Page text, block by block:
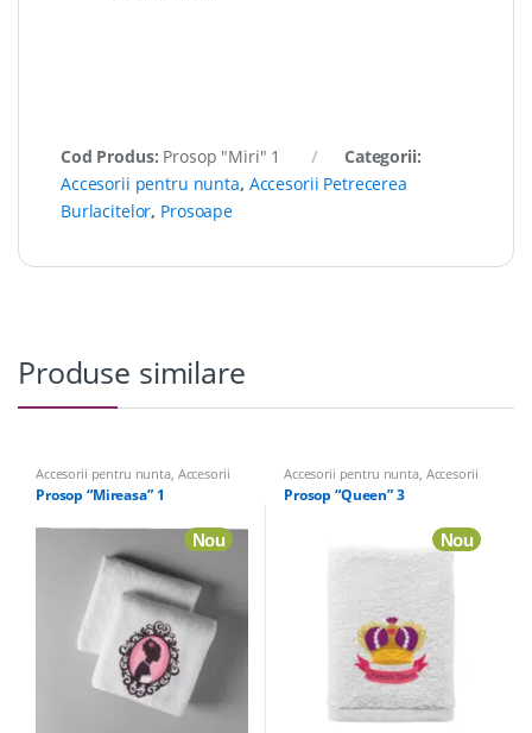
Cod Produs: Prosop "Miri" 1
Categorii:
Accesorii pentru nunta, Accesorii Petrecerea
Burlacitelor, Prosoape
Produse similare
Accesorii pentru nunta, Accesorii
Petrecerea Burlacitelor ,
Prosop “Mireasa” 1
Nou
Accesorii pentru nunta, Accesorii
Petrecerea Burlacitelor ,
Prosop “Queen” 3
Nou